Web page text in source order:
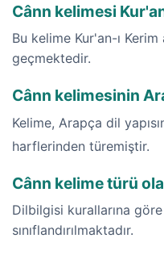
Cânn kelimesi
Bu kelime Kur'an-ı
geçmektedir.
Cânn kelimesinin
Kelime, Arapça dil
harflerinden türemiştir.
Cânn kelime türü
Dilbilgisi kurallarına
sınıflandırılmaktadır.